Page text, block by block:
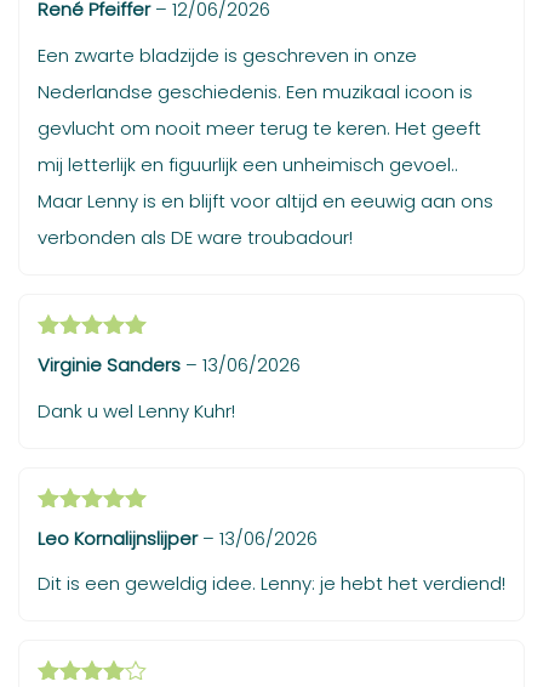
5uit 5
René Pfeiffer– 12/06/2026
Een zwarte bladzijde is geschreven in onze
Nederlandse geschiedenis. Een muzikaal icoon is
gevlucht om nooit meer terug te keren. Het geeft
mij letterlijk en figuurlijk een unheimisch gevoel..
Maar Lenny is en blijft voor altijd en eeuwig aan ons
verbonden als DE ware troubadour!
Gewaardeerd
5uit 5
Virginie Sanders – 13/06/2026
Dank u wel Lenny Kuhr!
Gewaardeerd
5uit 5
Leo Kornalijnslijper– 13/06/2026
Dit is een geweldig idee. Lenny: je hebt het verdiend!